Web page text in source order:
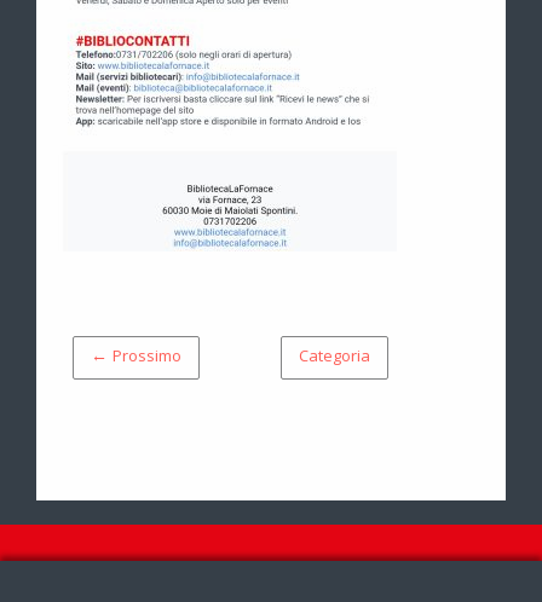
← Prossimo Categoria